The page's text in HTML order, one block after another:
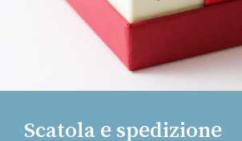
Scatola e spedizione